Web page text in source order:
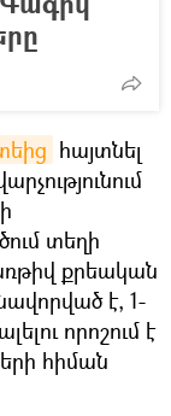
հայտնել
տեղի
քրեական
է, 1-
որոշում է
հիման